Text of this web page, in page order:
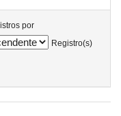
por
Registro(s)